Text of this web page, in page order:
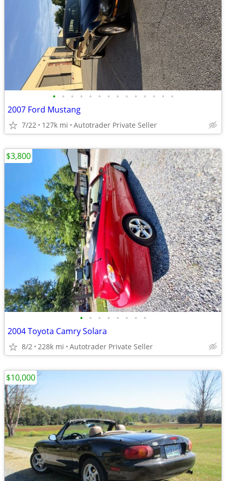
• • • • • • • • • • • • • •
2007 Ford Mustang
7/22 127k mi Autotrader Private Seller
• • • • • • • •
2004 Toyota Camry Solara
8/2 228k mi Autotrader Private Seller
$3,800
$10,000